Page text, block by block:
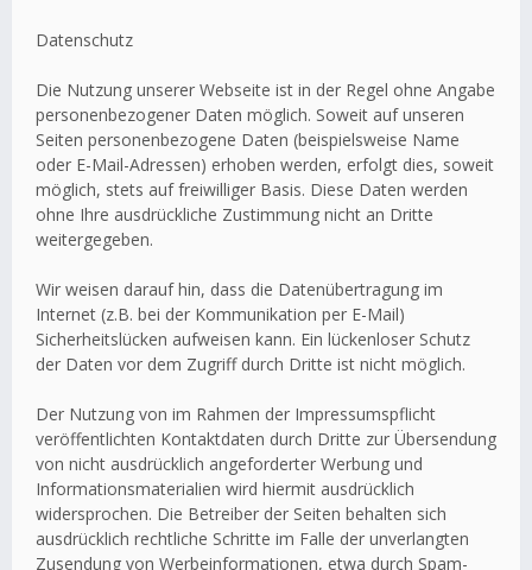
Datenschutz
Die Nutzung unserer Webseite ist in der Regel ohne Angabe
personenbezogener Daten möglich. Soweit auf unseren
Seiten personenbezogene Daten (beispielsweise Name
oder E-Mail-Adressen) erhoben werden, erfolgt dies, soweit
möglich, stets auf freiwilliger Basis. Diese Daten werden
ohne Ihre ausdrückliche Zustimmung nicht an Dritte
weitergegeben.
Wir weisen darauf hin, dass die Datenübertragung im
Internet (z.B. bei der Kommunikation per E-Mail)
Sicherheitslücken aufweisen kann. Ein lückenloser Schutz
der Daten vor dem Zugriff durch Dritte ist nicht möglich.
Der Nutzung von im Rahmen der Impressumspflicht
veröffentlichten Kontaktdaten durch Dritte zur Übersendung
von nicht ausdrücklich angeforderter Werbung und
Informationsmaterialien wird hiermit ausdrücklich
widersprochen. Die Betreiber der Seiten behalten sich
ausdrücklich rechtliche Schritte im Falle der unverlangten
Zusendung von Werbeinformationen, etwa durch Spam-